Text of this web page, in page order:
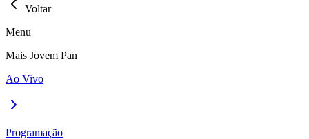
Voltar
Menu
Mais Jovem Pan
Ao Vivo
Programação